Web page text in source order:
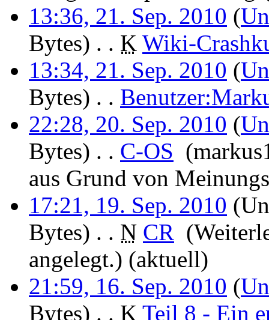
13:36, 21. Sep. 2010 (
Bytes) . . K Wiki-
13:34, 21. Sep. 2010 (
Bytes) . .
22:28, 20. Sep. 2010 (
Bytes) . . C-OS
aus Grund von
17:21, 19. Sep. 2010
Bytes) . . N CR
angelegt.) (aktuell)
21:59, 16. Sep. 2010 (
Bytes) . . K Teil 8 - Ein